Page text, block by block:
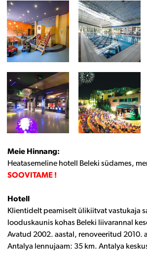
Meie Hinnang:
Heatasemeline hotell Beleki südames,
SOOVITAME !
Hotell
Klientidelt peamiselt ülikiitvat vastukaja
looduskaunis kohas Beleki liivarannal
Avatud 2002. aastal, renoveeritud 2010.
Antalya lennujaam: 35 km. Antalya